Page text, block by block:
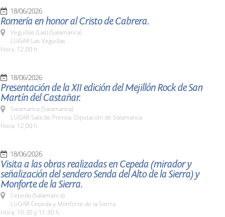
18/06/2026
Romería en honor al Cristo de Cabrera.
Veguillas (Las) (Salamanca)
LUGAR Las Veguillas
Hora: 12,00 h.
18/06/2026
Presentación de la XII edición del Mejillón Rock de San
Martín del Castañar.
Salamanca (Salamanca)
LUGAR Sala de Prensa. Diputación de Salamanca
Hora: 12,00 h.
18/06/2026
Visita a las obras realizadas en Cepeda (mirador y
señalización del sendero Senda del Alto de la Sierra) y
Monforte de la Sierra.
Cepeda (Salamanca)
LUGAR Cepeda y Monforte de la Sierra
Hora: 10:30 y 11:30 h.